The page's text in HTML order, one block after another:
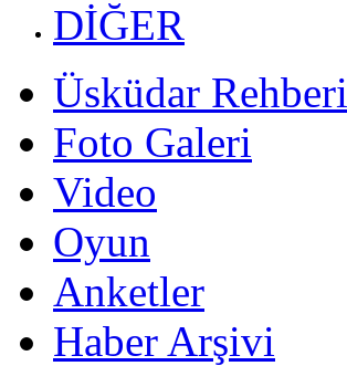
DİĞER
Üsküdar Rehberi
Foto Galeri
Video
Oyun
Anketler
Haber Arşivi